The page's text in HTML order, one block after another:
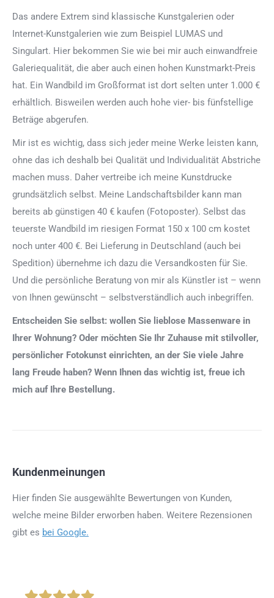
Das andere Extrem sind klassische Kunstgalerien oder
Internet-Kunstgalerien wie zum Beispiel LUMAS und
Singulart. Hier bekommen Sie wie bei mir auch einwandfreie
Galeriequalität, die aber auch einen hohen Kunstmarkt-Preis
hat. Ein Wandbild im Großformat ist dort selten unter 1.000 €
erhältlich. Bisweilen werden auch hohe vier- bis fünfstellige
Beträge abgerufen.
Mir ist es wichtig, dass sich jeder meine Werke leisten kann,
ohne das ich deshalb bei Qualität und Individualität Abstriche
machen muss. Daher vertreibe ich meine Kunstdrucke
grundsätzlich selbst. Meine Landschaftsbilder kann man
bereits ab günstigen 40 € kaufen (Fotoposter). Selbst das
teuerste Wandbild im riesigen Format 150 x 100 cm kostet
noch unter 400 €. Bei Lieferung in Deutschland (auch bei
Spedition) übernehme ich dazu die Versandkosten für Sie.
Und die persönliche Beratung von mir als Künstler ist – wenn
von Ihnen gewünscht – selbstverständlich auch inbegriffen.
Entscheiden Sie selbst: wollen Sie lieblose Massenware in
Ihrer Wohnung? Oder möchten Sie Ihr Zuhause mit stilvoller,
persönlicher Fotokunst einrichten, an der Sie viele Jahre
lang Freude haben? Wenn Ihnen das wichtig ist, freue ich
mich auf Ihre Bestellung.
Kundenmeinungen
Hier finden Sie ausgewählte Bewertungen von Kunden,
welche meine Bilder erworben haben. Weitere Rezensionen
gibt es bei Google.